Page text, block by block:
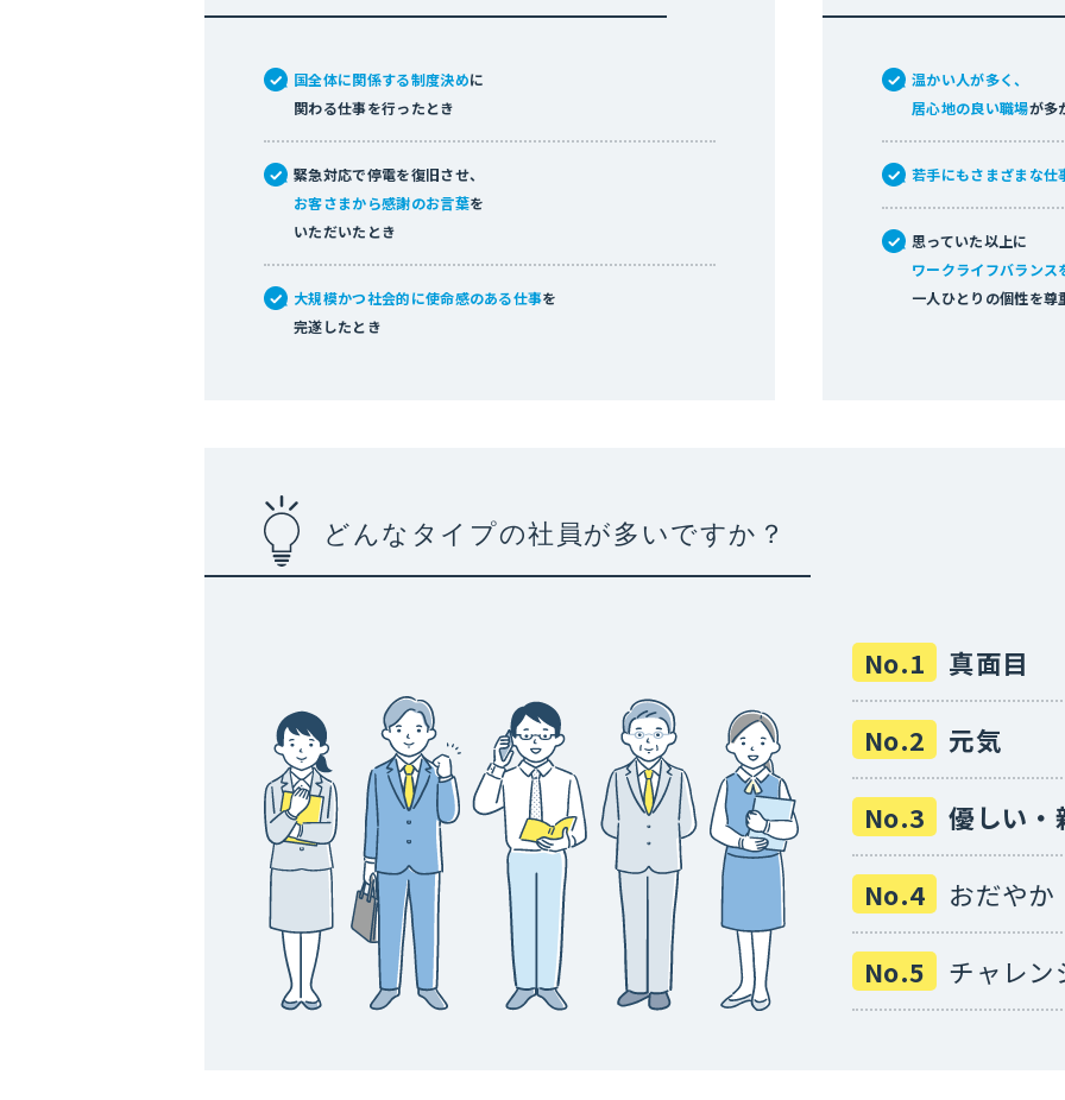
国全体に関係する制度決めに
関わる仕事を行ったとき
緊急対応で停電を復旧させ、
お客さまから感謝のお言葉を
いただいたとき
大規模かつ社会的に使命感のある仕事を
完遂したとき
温かい人が多く、
居心地の良い職場が多
若手にもさまざまな仕
思っていた以上に
ワークライフバランス
一人ひとりの個性を尊
どんなタイプの社員が多いですか？
No.1 真面目
No.2 元気
No.3 優しい・
No.4 おだやか
No.5 チャレン